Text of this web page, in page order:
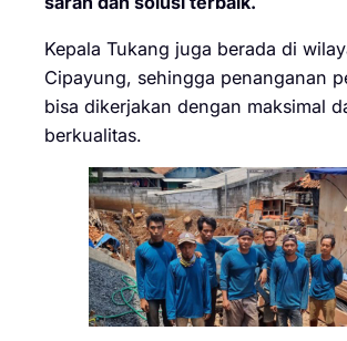
Kepala Tukang juga berada di
Cipayung, sehingga penanganan
bisa dikerjakan dengan maksimal
berkualitas.